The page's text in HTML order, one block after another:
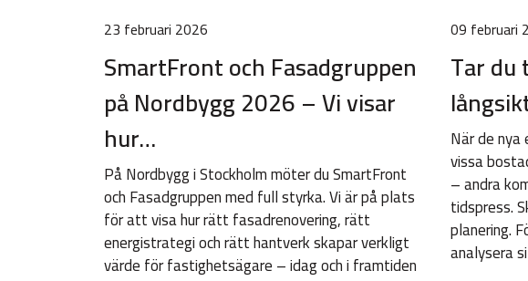
23 februari 2026
SmartFront och Fasadgruppen
på Nordbygg 2026 – Vi visar
hur…
På Nordbygg i Stockholm möter du SmartFront
och Fasadgruppen med full styrka. Vi är på plats
för att visa hur rätt fasadrenovering, rätt
energistrategi och rätt hantverk skapar verkligt
värde för fastighetsägare – idag och i framtiden
09 februari
Tar
När de
vissa
– andra
tidspress.
planering.
analysera